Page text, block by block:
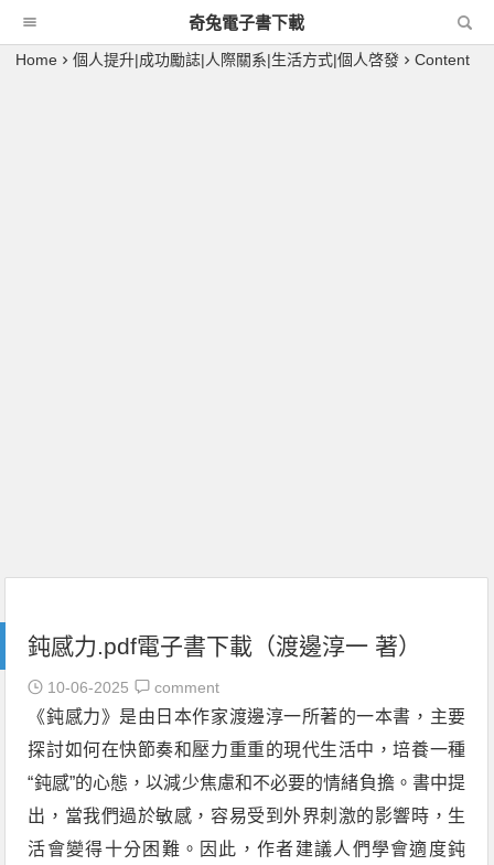
奇兔電子書下載
Home 個人提升|成功勵誌|人際關系|生活方式|個人啓發 Content
鈍感力.pdf電子書下載（渡邊淳一 著）
10-06-2025 comment
《鈍感力》是由日本作家渡邊淳一所著的一本書，主要
探討如何在快節奏和壓力重重的現代生活中，培養一種
“鈍感”的心態，以減少焦慮和不必要的情緒負擔。書中提
出，當我們過於敏感，容易受到外界刺激的影響時，生
活會變得十分困難。因此，作者建議人們學會適度鈍